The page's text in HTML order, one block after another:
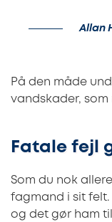
Allan
På den måde
vandskader,
Fatale fejl
Som du nok
fagmand i sit felt.
og det gør ham